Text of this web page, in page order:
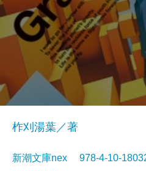
柞刈湯葉／著
新潮文庫nex 978-4-10-